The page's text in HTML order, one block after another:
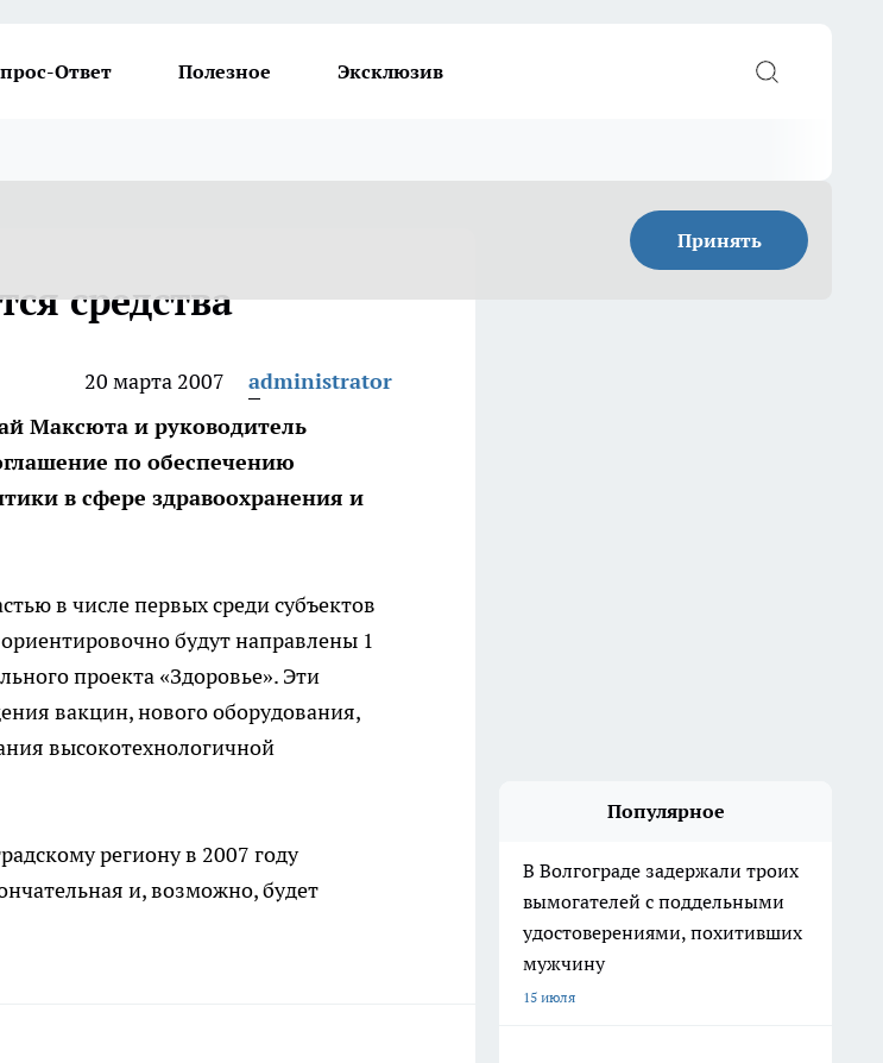
Ответ Полезное Эксклюзив
Принять
средства
20 марта 2007
administrator
Максюта и руководитель
по обеспечению
в сфере здравоохранения и
в числе первых среди субъектов
будут направлены 1
проекта «Здоровье». Эти
вакцин, нового оборудования,
высокотехнологичной
региону в 2007 году
и, возможно, будет
Популярное
В Волгограде задержали троих
вымогателей с поддельными
удостоверениями, похитивших
мужчину
15 июля